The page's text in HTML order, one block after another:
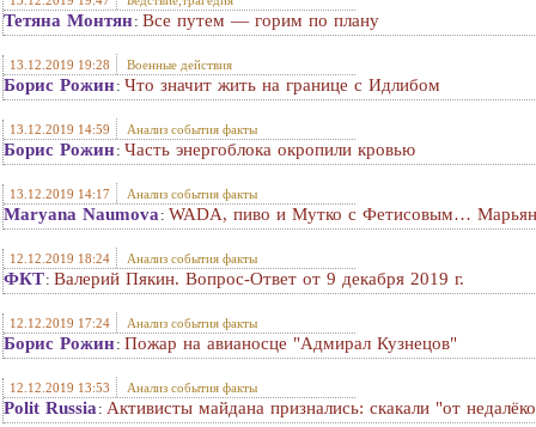
Тетяна Монтян: Все путем — горим по плану
13.12.2019 19:28 Военные действия
Борис Рожин: Что значит жить на границе с Идлибом
13.12.2019 14:59 Анализ события факты
Борис Рожин: Часть энергоблока окропили кровью
13.12.2019 14:17 Анализ события факты
Maryana Naumova : WADA, пиво и Мутко с Фетисовым…
12.12.2019 18:24 Анализ события факты
ФКТ: Валерий Пякин. Вопрос-Ответ от 9 декабря 2019 г.
12.12.2019 17:24 Анализ события факты
Борис Рожин: Пожар на авианосце "Адмирал Кузнецов"
12.12.2019 13:53 Анализ события факты
Polit Russia : Активисты майдана признались: скакали "от